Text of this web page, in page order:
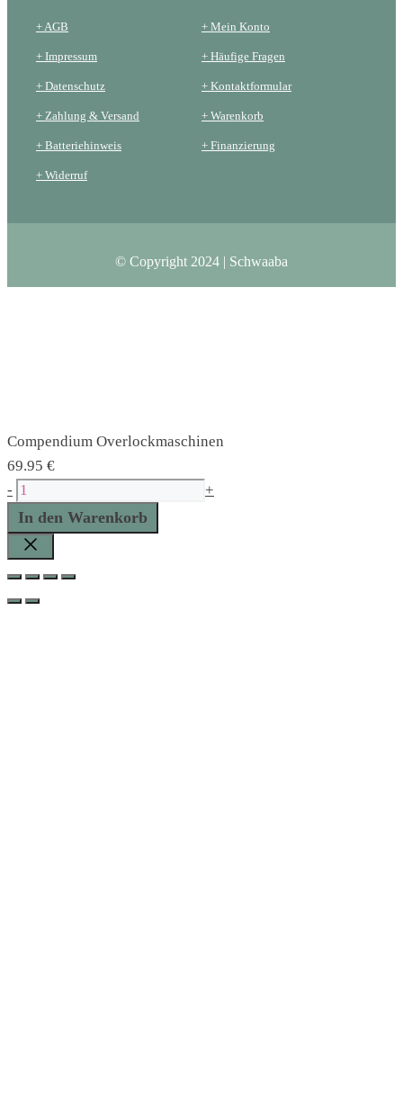
+ AGB
+ Impressum
+ Datenschutz
+ Zahlung & Versand
+ Batteriehinweis
+ Widerruf
+ Mein Konto
+ Häufige Fragen
+ Kontaktformular
+ Warenkorb
+ Finanzierung
© Copyright 2024 | Schwaaba
Compendium Overlockmaschinen
69.95 €
- Compendium
Overlockmaschinen
Menge
+
In den Warenkorb
Schließen